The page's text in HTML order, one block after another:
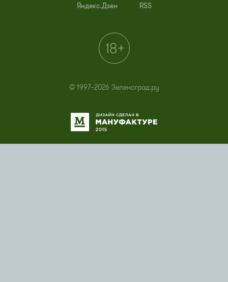
Яндекс.Дзен RSS
© 1997–2026 Зеленоград.ру